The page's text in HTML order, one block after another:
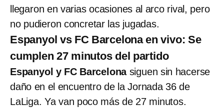
llegaron en varias ocasiones al arco rival, pero
no pudieron concretar las jugadas.
Espanyol vs FC Barcelona en vivo: Se
cumplen 27 minutos del partido
Espanyol y FC Barcelonasiguen sin hacerse
daño en el encuentro de la Jornada 36 de
LaLiga. Ya van poco más de 27 minutos.